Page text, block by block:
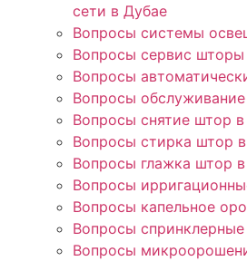
сети в Дубае
Вопросы системы
Вопросы сервис
Вопросы
Вопросы
Вопросы снятие штор
Вопросы стирка штор
Вопросы глажка штор
Вопросы
Вопросы капельное
Вопросы
Вопросы